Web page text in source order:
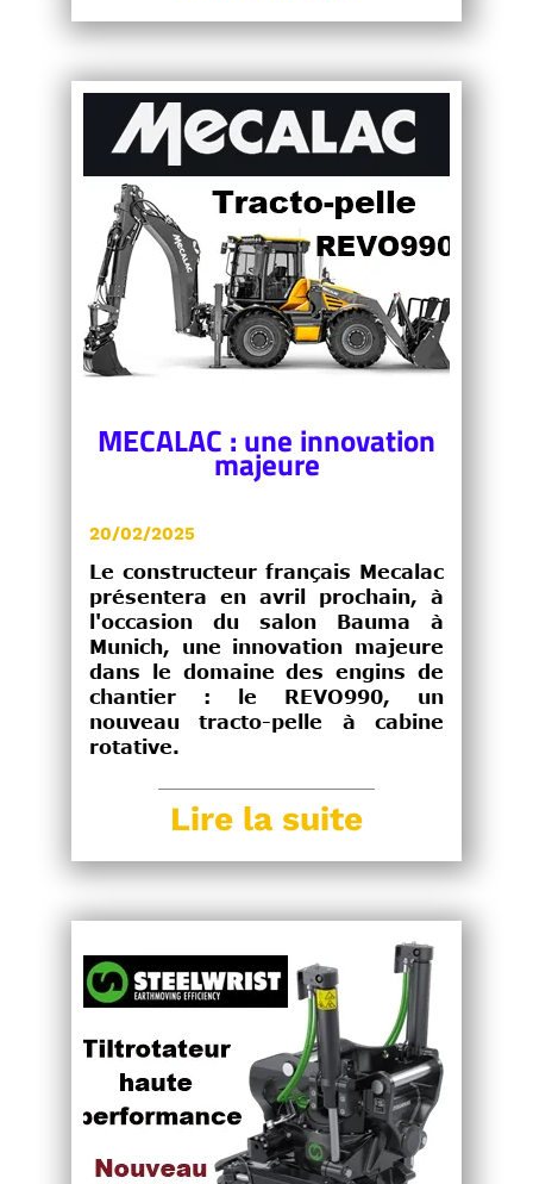
MECALAC : une innovation
majeure
20/02/2025
Le constructeur français Mecalac
présentera en avril prochain, à
l'occasion du salon Bauma à
Munich, une innovation majeure
dans le domaine des engins de
chantier : le REVO990, un
nouveau tracto-pelle à cabine
rotative.
Lire la suite